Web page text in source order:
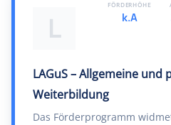
L
LAGuS – Allgemeine und
Weiterbildung
Das Förderprogramm
FÖRDERHÖHE
k.A